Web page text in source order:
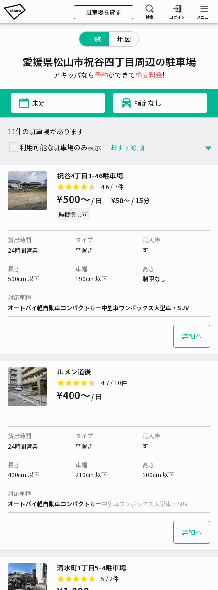
駐車場を貸す
検索 ログイン メニュー
一覧 地図
愛媛県松山市祝谷四丁目周辺の駐車場
アキッパなら予約ができて格安料金!
未定 指定なし
11件の駐車場があります
利用可能な駐車場のみ表示
祝谷4丁目1-46駐車場
4.6 / 7件
¥500〜 / 日 ¥50〜 / 15分
時間貸し可
貸出時間
24時間営業
タイプ
平置き
再入庫
可
長さ
500cm 以下
車幅
190cm 以下
高さ
制限なし
対応車種
オートバイ軽自動車コンパクトカー中型車ワンボックス大型車・SUV
詳細へ
ルメン道後
4.7 / 10件
¥400〜 / 日
貸出時間
24時間営業
タイプ
平置き
再入庫
可
長さ
400cm 以下
車幅
210cm 以下
高さ
200cm 以下
対応車種
オートバイ軽自動車コンパクトカー中型車ワンボックス大型車・SUV
詳細へ
清水町1丁目5-4駐車場
5 / 2件